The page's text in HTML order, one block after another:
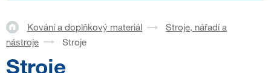
Kování a doplňkový materiál
Stroje, nářadí a
nástroje
Stroje
Stroje